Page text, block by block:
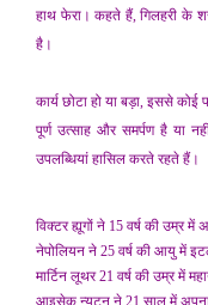
हाथ फेरा। कहते हैं, गिलहरी के
है।
कार्य छोटा हो या बड़ा, इससे
पूर्ण उत्साह और समर्पण है या
उपलब्धियां हासिल करते रहते हैं।
विक्टर ह्यूगों ने 15 वर्ष की उम्र में
नेपोलियन ने 25 वर्ष की आयु में
मार्टिन लूथर 21 वर्ष की उम्र में
आइसेक न्यूटन ने 21 साल में अपना